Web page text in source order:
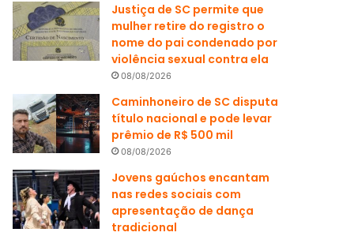
Justiça de SC permite que
mulher retire do registro o
nome do pai condenado por
violência sexual contra ela
08/08/2026
Caminhoneiro de SC disputa
título nacional e pode levar
prêmio de R$ 500 mil
08/08/2026
Jovens gaúchos encantam
nas redes sociais com
apresentação de dança
tradicional